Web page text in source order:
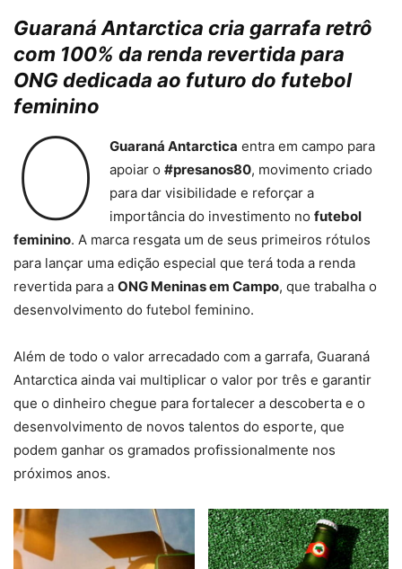
Guaraná Antarctica cria garrafa retrô
com 100% da renda revertida para
ONG dedicada ao futuro do futebol
feminino
O Guaraná Antarctica entra em campo para
apoiar o #presanos80, movimento criado
para dar visibilidade e reforçar a
importância do investimento no futebol
feminino. A marca resgata um de seus primeiros rótulos
para lançar uma edição especial que terá toda a renda
revertida para a ONG Meninas em Campo, que trabalha o
desenvolvimento do futebol feminino.
Além de todo o valor arrecadado com a garrafa, Guaraná
Antarctica ainda vai multiplicar o valor por três e garantir
que o dinheiro chegue para fortalecer a descoberta e o
desenvolvimento de novos talentos do esporte, que
podem ganhar os gramados profissionalmente nos
próximos anos.